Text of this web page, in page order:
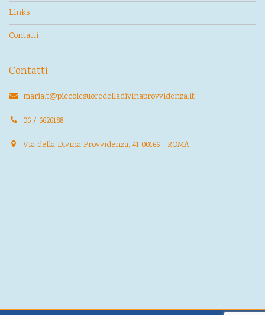
Links
Contatti
Contatti
maria.t@piccolesuoredelladivinaprovvidenza.it
06 / 6626188
Via della Divina Provvidenza, 41 00166 - ROMA